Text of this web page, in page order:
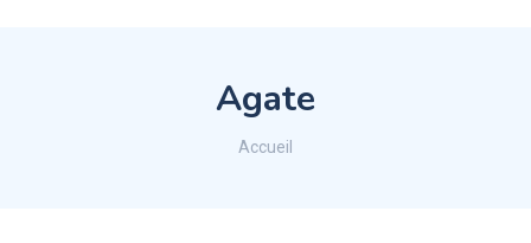
Agate
Accueil